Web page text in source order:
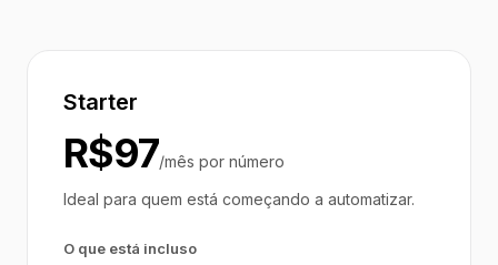
Starter
R$97/mês por número
Ideal para quem está começando a automatizar.
O que está incluso